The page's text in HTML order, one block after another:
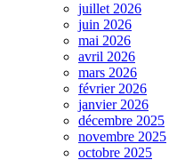
juillet 2026
juin 2026
mai 2026
avril 2026
mars 2026
février 2026
janvier 2026
décembre 2025
novembre 2025
octobre 2025